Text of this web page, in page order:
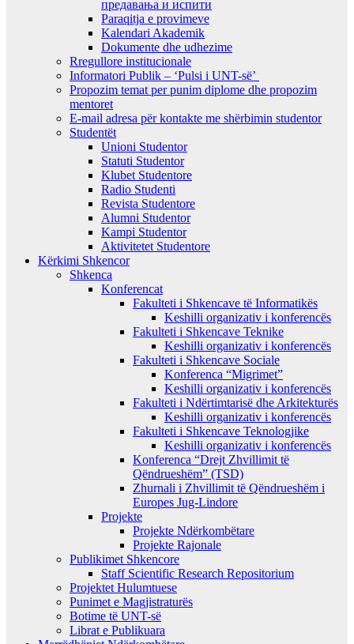
предавањa и испити
Paraqitja e provimeve
Kalendari Akademik
Dokumente dhe udhezime
Rregullore institucionale
Informatori Publik – ‘Pulsi i UNT-së’
Propozim temat per punim diplome dhe propozim
mentoret
E-mail adresa për kontakte me shërbimin studentor
Studentët
Unioni Studentor
Statuti Studentor
Klubet Studentore
Radio Studenti
Revista Studentore
Alumni Studentor
Kampi Studentor
Aktivitetet Studentore
Kërkimi Shkencor
Shkenca
Konferencat
Fakulteti i Shkencave të Informatikës
Keshilli organizativ i konferencës
Fakulteti i Shkencave Teknike
Keshilli organizativ i konferencës
Fakulteti i Shkencave Sociale
Konferenca “Migrimet”
Keshilli organizativ i konferencës
Fakulteti i Ndërtimtarisë dhe Arkitekturës
Keshilli organizativ i konferencës
Fakulteti i Shkencave Teknologjike
Keshilli organizativ i konferencës
Konferenca “Drejt Zhvillimit të
Qëndrueshëm” (TSD)
Zhurnali i Zhvillimit të Qëndrueshëm i
Europes Jug-Lindore
Projekte
Projekte Ndërkombëtare
Projekte Rajonale
Publikimet Shkencore
Staff Scientific Research Repositorium
Projektet Hulumtuese
Punimet e Magjistraturës
Botime të UNT-së
Librat e Publikuara